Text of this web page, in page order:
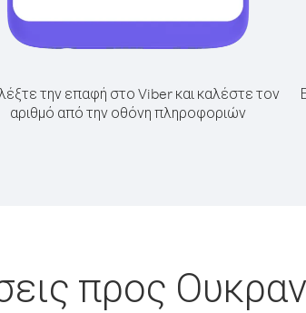
την επαφή στο Viber και καλέστε τον
αριθμό από την οθόνη πληροφοριών
προς